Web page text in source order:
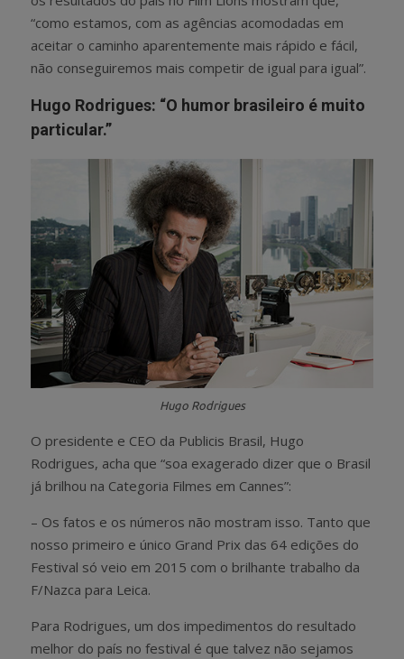
“como estamos, com as agências acomodadas em
aceitar o caminho aparentemente mais rápido e fácil,
não conseguiremos mais competir de igual para igual”.
Hugo Rodrigues: “O humor brasileiro é muito
particular.”
Hugo Rodrigues
O presidente e CEO da Publicis Brasil, Hugo
Rodrigues, acha que “soa exagerado dizer que o Brasil
já brilhou na Categoria Filmes em Cannes”:
– Os fatos e os números não mostram isso. Tanto que
nosso primeiro e único Grand Prix das 64 edições do
Festival só veio em 2015 com o brilhante trabalho da
F/Nazca para Leica.
Para Rodrigues, um dos impedimentos do resultado
melhor do país no festival é que talvez não sejamos